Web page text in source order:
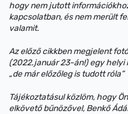
hogy nem jutott
kapcsolatban, és nem merült
valamit.
Az előző cikkben megjelent
(2022.január 23-án!) egy helyi
„de már előzőleg is tudott róla”
Tájékoztatásul közlöm, hogy
elkövető bűnözővel, Benkő